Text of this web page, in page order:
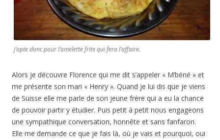
j’opte donc pour l’omelette frite qui fera l’affaire.
Alors je découvre Florence qui me dit s’appeler « M’béné » et
me présente son mari « Henry ». Quand je lui dis que je viens
de Suisse elle me parle de son jeune frère qui a eu la chance
de pouvoir partir y étudier. Puis petit à petit nous engageons
une sympathique conversation, honnête et sans fanfaron.
Elle me demande ce que je fais là, où je vais et pourquoi, oui